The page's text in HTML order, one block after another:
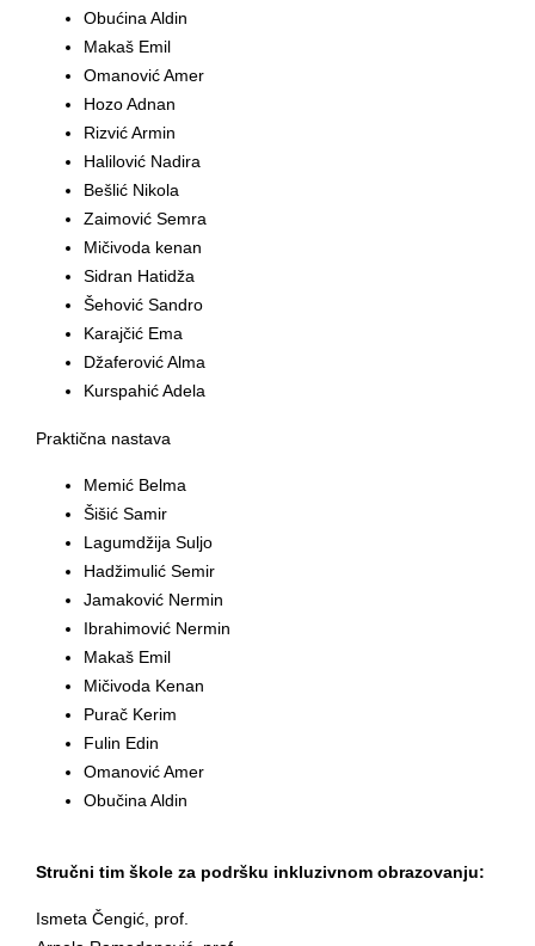
Obućina Aldin
Makaš Emil
Omanović Amer
Hozo Adnan
Rizvić Armin
Halilović Nadira
Bešlić Nikola
Zaimović Semra
Mičivoda kenan
Sidran Hatidža
Šehović Sandro
Karajčić Ema
Džaferović Alma
Kurspahić Adela
Praktična nastava
Memić Belma
Šišić Samir
Lagumdžija Suljo
Hadžimulić Semir
Jamaković Nermin
Ibrahimović Nermin
Makaš Emil
Mičivoda Kenan
Purač Kerim
Fulin Edin
Omanović Amer
Obučina Aldin
Stručni tim škole za podršku inkluzivnom obrazovanju:
Ismeta Čengić, prof.